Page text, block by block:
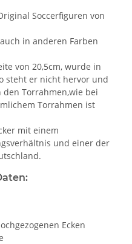
Soccerfiguren von
in anderen Farben
von 20,5cm, wurde in
steht er nicht hervor und
Torrahmen,wie bei
Torrahmen ist
mit einem
und einer der
Ecken